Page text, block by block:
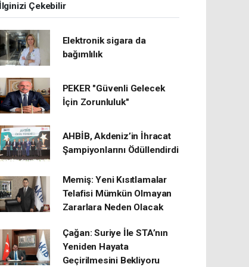
İlginizi Çekebilir
Elektronik sigara da
bağımlılık
PEKER "Güvenli Gelecek
İçin Zorunluluk"
AHBİB, Akdeniz’in İhracat
Şampiyonlarını Ödüllendirdi
Memiş: Yeni Kısıtlamalar
Telafisi Mümkün Olmayan
Zararlara Neden Olacak
Çağan: Suriye İle STA’nın
Yeniden Hayata
Geçirilmesini Bekliyoru